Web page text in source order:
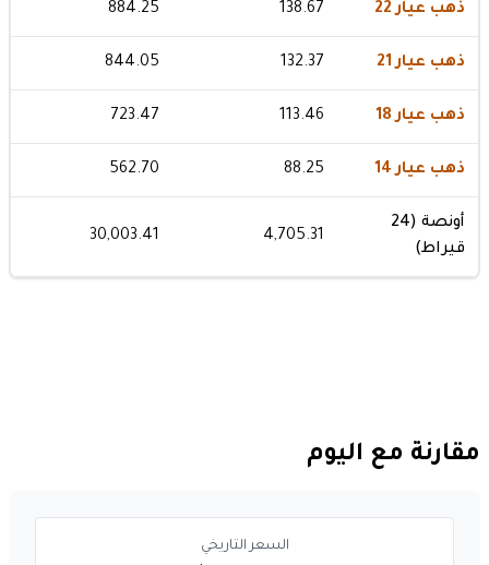
ذهب عيار 22 138.67
884.25
ذهب عيار 21 132.37
844.05
ذهب عيار 18 113.46
723.47
ذهب عيار 14 88.25
562.70
أونصة (24
قيراط)
4,705.31
30,003.41
مقارنة مع اليوم
السعر التاريخي